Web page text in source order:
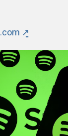
↗̱